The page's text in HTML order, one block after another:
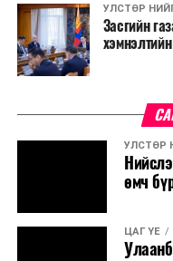
байдал хэвийн
хязгаарлалтыг үе
УЛСТӨР
Засгийн
УЛСТӨР
өмч
ЦАГ ҮЕ